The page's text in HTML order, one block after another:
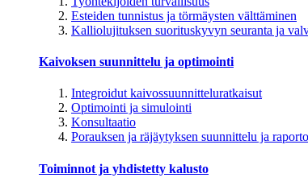
Esteiden tunnistus ja törmäysten välttäminen
Kalliolujituksen suorituskyvyn seuranta ja
Kaivoksen suunnittelu ja optimointi
Integroidut kaivossuunnitteluratkaisut
Optimointi ja simulointi
Konsultaatio
Porauksen ja räjäytyksen suunnittelu ja
Toiminnot ja yhdistetty kalusto